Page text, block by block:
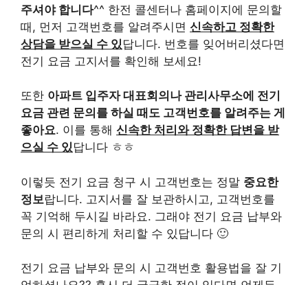
주셔야 합니다^^ 한전 콜센터나 홈페이지에 문의할
때, 먼저 고객번호를 알려주시면 신속하고 정확한
상담을 받으실 수 있 답니다. 번호를 잊어버리셨다면
전기 요금 고지서를 확인해 보세요!
또한 아파트 입주자 대표회의나 관리사무소에 전기
요금 관련 문의를 하실 때도 고객번호를 알려주는 게
좋아요. 이를 통해 신속한 처리와 정확한 답변을 받
으실 수 있 답니다 ㅎㅎ
이렇듯 전기 요금 청구 시 고객번호는 정말 중요한
정보랍니다. 고지서를 잘 보관하시고, 고객번호를
꼭 기억해 두시길 바라요. 그래야 전기 요금 납부와
문의 시 편리하게 처리할 수 있답니다 🙂
전기 요금 납부와 문의 시 고객번호 활용법을 잘 기